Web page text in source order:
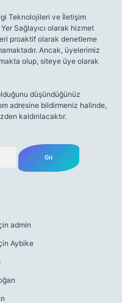
Teknolojileri ve İletişim
Sağlayıcı olarak hizmet
proaktif olarak denetleme
Ancak, üyelerimiz
olup, siteye üye olarak
düşündüğünüz
adresine bildirmeniz halinde,
kaldırılacaktır.
admin
Aybike